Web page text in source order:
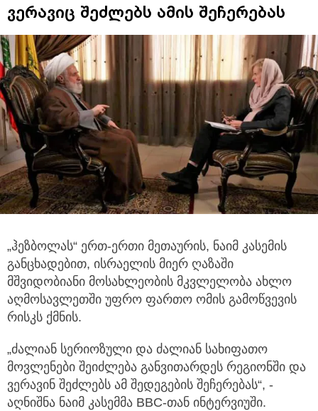
ვერავიც შეძლებს ამის შეჩერებას
„ჰეზბოლას“ ერთ-ერთი მეთაურის, ნაიმ კასემის
განცხადებით, ისრაელის მიერ ღაზაში
მშვიდობიანი მოსახლეობის მკვლელობა ახლო
აღმოსავლეთში უფრო ფართო ომის გამოწვევის
რისკს ქმნის.
„ძალიან სერიოზული და ძალიან სახიფათო
მოვლენები შეიძლება განვითარდეს რეგიონში და
ვერავინ შეძლებს ამ შედეგების შეჩერებას“, -
აღნიშნა ნაიმ კასემმა BBC-თან ინტერვიუში.